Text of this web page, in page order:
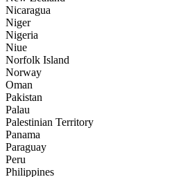
Nicaragua
Niger
Nigeria
Niue
Norfolk Island
Norway
Oman
Pakistan
Palau
Palestinian Territory
Panama
Paraguay
Peru
Philippines